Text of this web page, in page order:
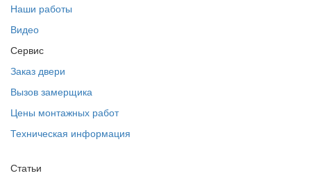
Наши работы
Видео
Сервис
Заказ двери
Вызов замерщика
Цены монтажных работ
Техническая информация
Статьи